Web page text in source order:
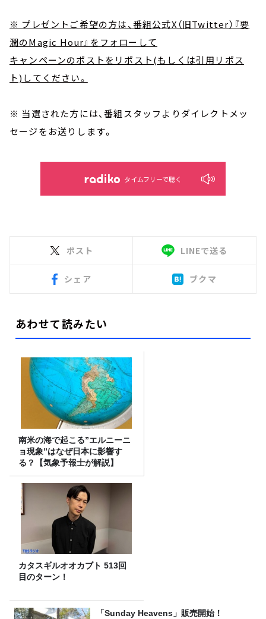
※ プレゼントご希望の方は、番組公式X（旧Twitter）『要
潤のMagic Hour』をフォローして
キャンペーンのポストをリポスト(もしくは引用リポス
ト)してください。
※ 当選された方には、番組スタッフよりダイレクトメッ
セージをお送りします。
タイムフリーで聴く
ポスト LINEで送る
シェア ブクマ
あわせて読みたい
南米の海で起こる”エルニーニ
ョ現象”はなぜ日本に影響す
る？【気象予報士が解説】
カタスギルオオカブト 513回
目のターン！
「Sunday Heavens」販売開始！